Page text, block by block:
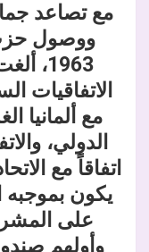
مع تصاعد
ووصول
1963،
الاتفاقيات
مع ألمانيا
الدولي،
يكون
على
وأولهم